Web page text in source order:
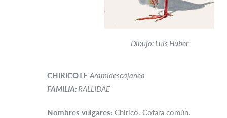
Dibujo: Luis Huber
CHIRICOTE Aramidescajanea
FAMILIA: RALLIDAE
Nombres vulgares: Chiricó. Cotara común.